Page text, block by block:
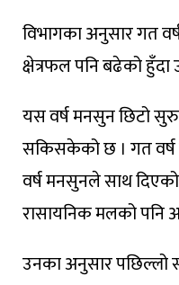
विभागका अनुसार गत
क्षेत्रफल पनि बढेको हुँदा
यस वर्ष मनसुन छिटो सुरु
सकिसकेको छ । गत वर्ष
वर्ष मनसुनले साथ
रासायनिक मलको पनि
उनका अनुसार पछिल्लो